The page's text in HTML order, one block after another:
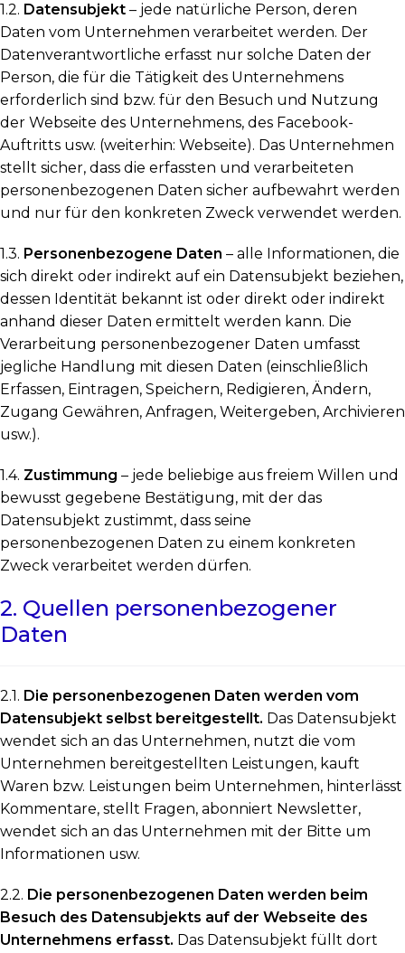
1.2. Datensubjekt – jede natürliche Person, deren
Daten vom Unternehmen verarbeitet werden. Der
Datenverantwortliche erfasst nur solche Daten der
Person, die für die Tätigkeit des Unternehmens
erforderlich sind bzw. für den Besuch und Nutzung
der Webseite des Unternehmens, des Facebook-
Auftritts usw. (weiterhin: Webseite). Das Unternehmen
stellt sicher, dass die erfassten und verarbeiteten
personenbezogenen Daten sicher aufbewahrt werden
und nur für den konkreten Zweck verwendet werden.
1.3. Personenbezogene Daten – alle Informationen, die
sich direkt oder indirekt auf ein Datensubjekt beziehen,
dessen Identität bekannt ist oder direkt oder indirekt
anhand dieser Daten ermittelt werden kann. Die
Verarbeitung personenbezogener Daten umfasst
jegliche Handlung mit diesen Daten (einschließlich
Erfassen, Eintragen, Speichern, Redigieren, Ändern,
Zugang Gewähren, Anfragen, Weitergeben, Archivieren
usw.).
1.4. Zustimmung – jede beliebige aus freiem Willen und
bewusst gegebene Bestätigung, mit der das
Datensubjekt zustimmt, dass seine
personenbezogenen Daten zu einem konkreten
Zweck verarbeitet werden dürfen.
2. Quellen personenbezogener
Daten
2.1. Die personenbezogenen Daten werden vom
Datensubjekt selbst bereitgestellt. Das Datensubjekt
wendet sich an das Unternehmen, nutzt die vom
Unternehmen bereitgestellten Leistungen, kauft
Waren bzw. Leistungen beim Unternehmen, hinterlässt
Kommentare, stellt Fragen, abonniert Newsletter,
wendet sich an das Unternehmen mit der Bitte um
Informationen usw.
2.2. Die personenbezogenen Daten werden beim
Besuch des Datensubjekts auf der Webseite des
Unternehmens erfasst. Das Datensubjekt füllt dort